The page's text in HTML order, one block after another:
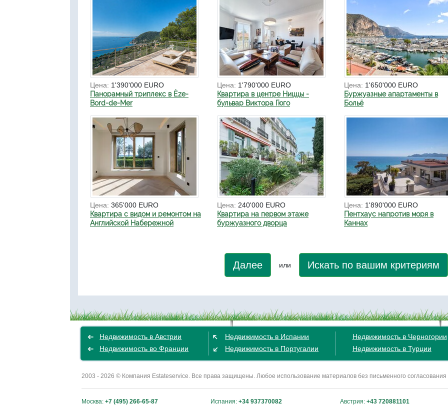
Цена: 1'390'000 EURO
Панорамный триплекс в Èze-
Bord-de-Mer
Цена: 1'790'000 EURO
Квартира в центре Ниццы -
бульвар Виктора Гюго
Цена: 1'650'000 EURO
Буржуазные апартаменты в
Больё
Цена: 365'000 EURO
Квартира с видом и ремонтом на
Английской Набережной
Цена: 240'000 EURO
Квартира на первом этаже
буржуазного дворца
Цена: 1'890'000 EURO
Пентхаус напротив моря в
Каннах
Далее или Искать по вашим критериям
Недвижимость в Австрии
Недвижимость во Франции
Недвижимость в Испании
Недвижимость в Португалии
Недвижимость в Черногории
Недвижимость в Турции
2003 - 2026 © Компания Estateservice. Все права защищены. Любое использование материалов без письменного
Москва: +7 (495) 266-65-87 Испания: +34 937370082 Австрия: +43 720881101